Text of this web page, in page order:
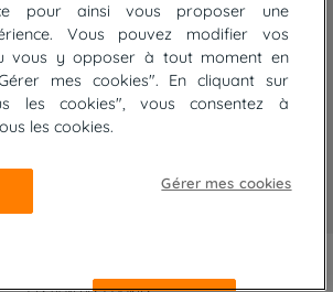
Naxos
Reales
à pied
de Madère
pour ainsi vous proposer une
Vous pouvez modifier vos
vous y opposer à tout moment en
mes cookies". En cliquant sur
les cookies", vous consentez à
les cookies.
Gérer mes cookies